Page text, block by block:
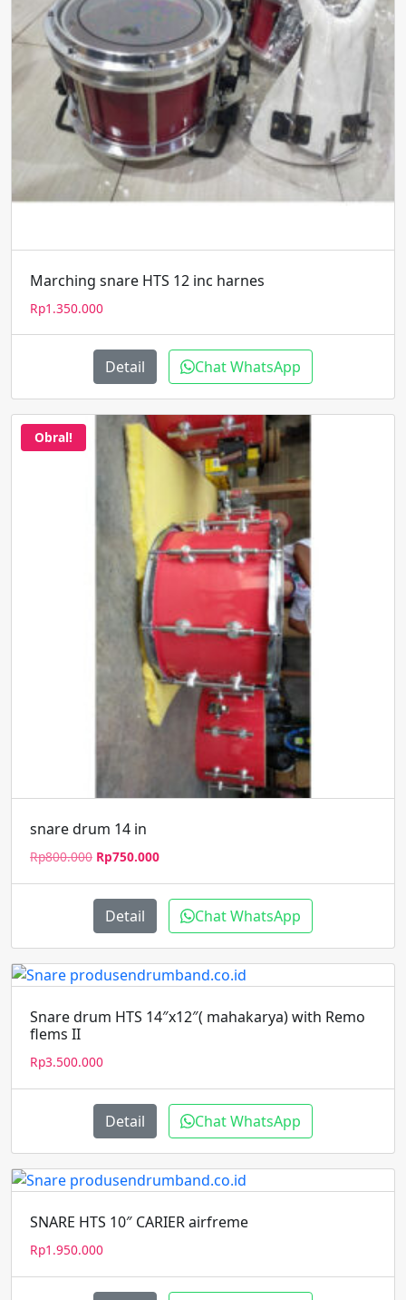
Marching snare HTS 12 inc harnes
Rp1.350.000
Detail Chat WhatsApp
Obral!
snare drum 14 in
Rp800.000 Harga
Rp800.000.
Rp750.000Harga
adalah:
Rp750.000.
Detail Chat WhatsApp
Snare drum HTS 14″x12″( mahakarya) with Remo
flems II
Rp3.500.000
Detail Chat WhatsApp
SNARE HTS 10″ CARIER airfreme
Rp1.950.000